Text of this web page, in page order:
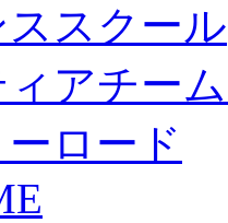
スクール
アチー
ロード